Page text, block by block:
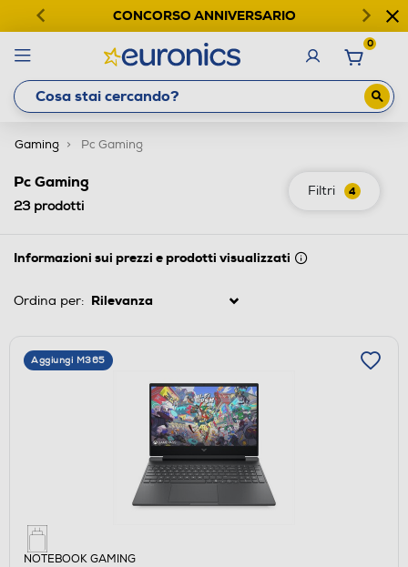
CONCORSO ANNIVERSARIO
0
Gaming Pc Gaming
Filtri 4
Pc Gaming
23prodotti
Informazioni sui prezzi e prodotti visualizzati
Ordina per:
Aggiungi M365
NOTEBOOK GAMING